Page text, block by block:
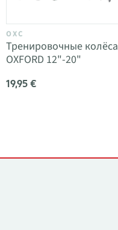
OXC
Тренировочные колёса
OXFORD 12"-20"
19,95 €